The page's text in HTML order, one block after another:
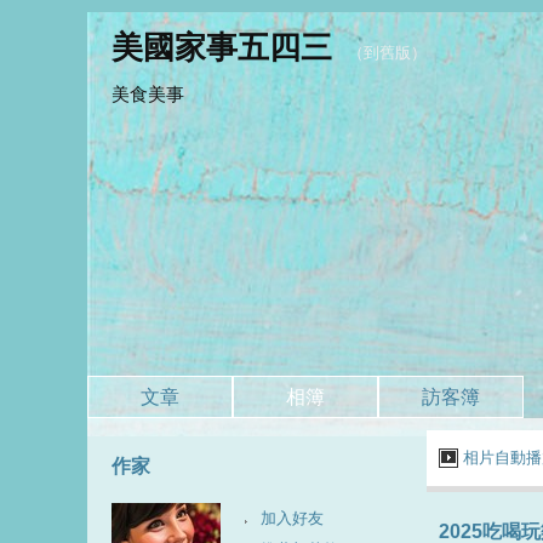
美國家事五四三 （到舊版 ）
美食美事
文章 相簿 訪客簿
相片自動
2025吃喝
作家
加入好友